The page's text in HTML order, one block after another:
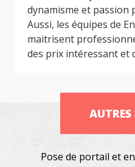
dynamisme et passion
Aussi, les équipes de
maitrisent
des prix intéressant et
AUTRES
Pose de portail et